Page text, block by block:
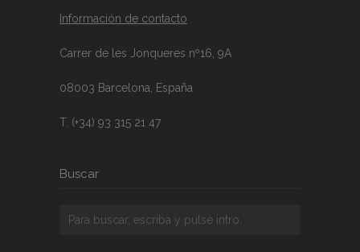
Información de contacto
Carrer de les Jonqueres nº16, 9A
08003 Barcelona, España
T. (+34) 93 315 21 47
Buscar